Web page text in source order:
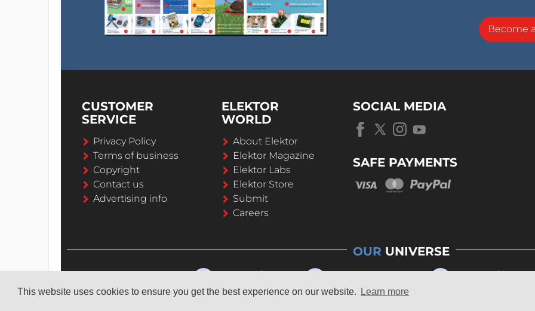
This website uses cookies to ensure you get the best experience on our website. Learn more
Become
CUSTOMER
SERVICE
Privacy Policy
Terms of business
Copyright
Contact us
Advertising info
ELEKTOR
WORLD
About Elektor
Elektor Magazine
Elektor Labs
Elektor Store
Submit
Careers
SOCIAL MEDIA
SAFE PAYMENTS
OUR UNIVERSE